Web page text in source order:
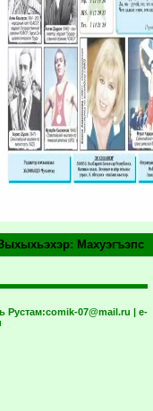
Махуэгъэпс
Рустам:comik-07@mail.ru | e-